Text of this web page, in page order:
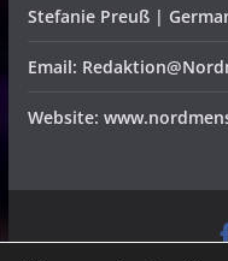
Stefanie Preuß |
Email:
Website: